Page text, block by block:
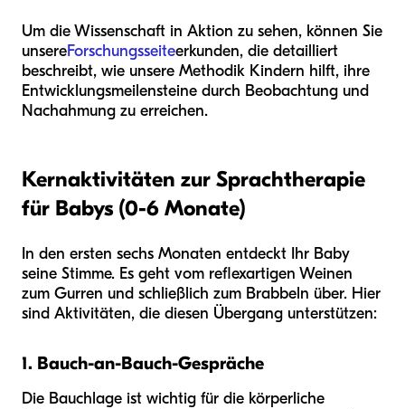
Um die Wissenschaft in Aktion zu sehen, können Sie
unsereForschungsseiteerkunden, die detailliert
beschreibt, wie unsere Methodik Kindern hilft, ihre
Entwicklungsmeilensteine durch Beobachtung und
Nachahmung zu erreichen.
Kernaktivitäten zur Sprachtherapie
für Babys (0-6 Monate)
In den ersten sechs Monaten entdeckt Ihr Baby
seine Stimme. Es geht vom reflexartigen Weinen
zum Gurren und schließlich zum Brabbeln über. Hier
sind Aktivitäten, die diesen Übergang unterstützen:
1. Bauch-an-Bauch-Gespräche
Die Bauchlage ist wichtig für die körperliche